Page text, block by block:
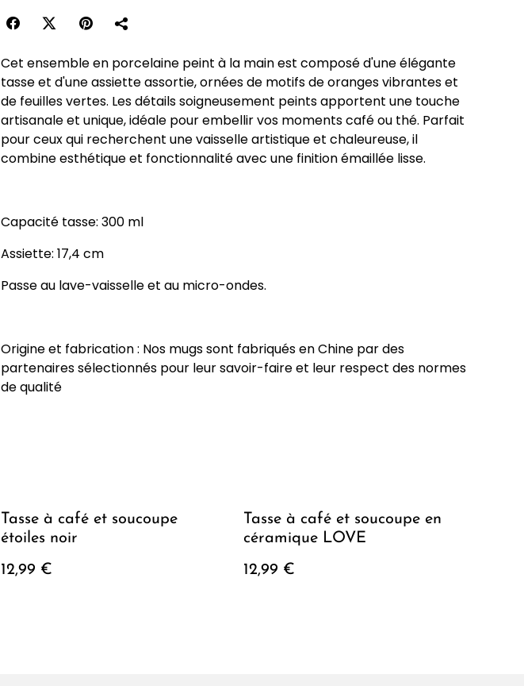
Cet ensemble en porcelaine peint à la main est composé d'une élégante
tasse et d'une assiette assortie, ornées de motifs de oranges vibrantes et
de feuilles vertes. Les détails soigneusement peints apportent une touche
artisanale et unique, idéale pour embellir vos moments café ou thé. Parfait
pour ceux qui recherchent une vaisselle artistique et chaleureuse, il
combine esthétique et fonctionnalité avec une finition émaillée lisse.
Capacité tasse: 300 ml
Assiette: 17,4 cm
Passe au lave-vaisselle et au micro-ondes.
Origine et fabrication : Nos mugs sont fabriqués en Chine par des
partenaires sélectionnés pour leur savoir-faire et leur respect des normes
de qualité
Tasse à café et soucoupe
étoiles noir
12,99 €
Tasse à café et soucoupe en
céramique LOVE
12,99 €